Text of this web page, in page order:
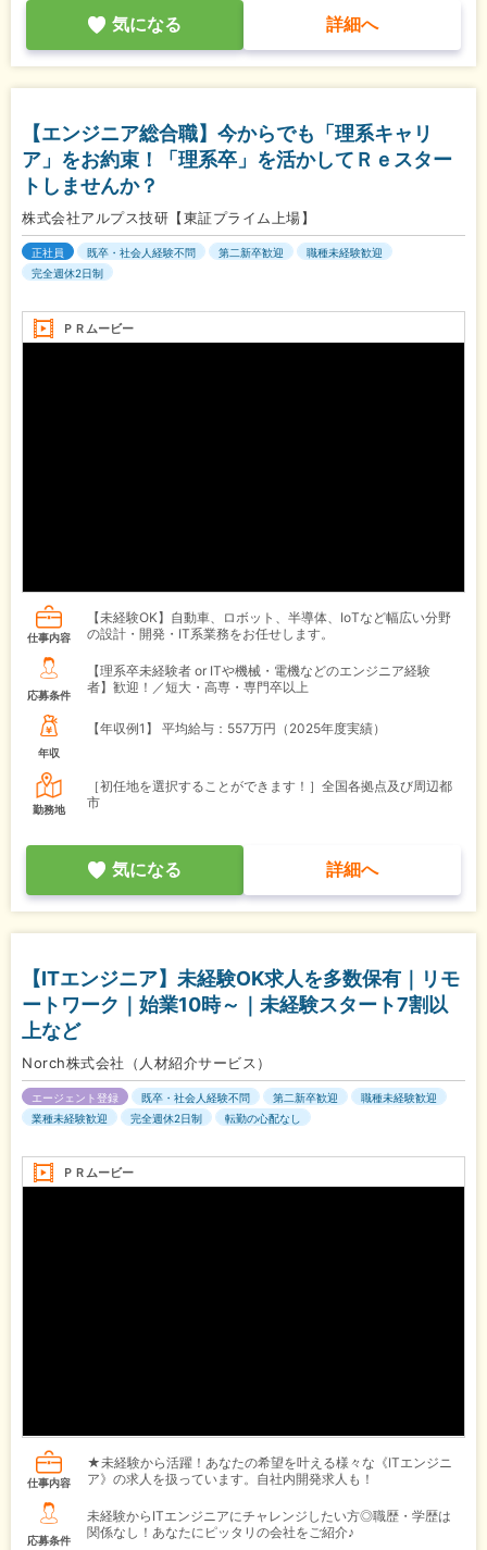
気になる 詳細へ
【エンジニア総合職】今からでも「理系キャリ
ア」をお約束！「理系卒」を活かしてＲｅスター
トしませんか？
株式会社アルプス技研【東証プライム上場】
正社員 既卒・社会人経験不問 第二新卒歓迎
職種未経験歓迎
完全週休2日制
ＰＲムービー
仕事内容
【未経験OK】自動車、ロボット、半導体、IoTなど幅広い分野
の設計・開発・IT系業務をお任せします。
応募条件
【理系卒未経験者 or ITや機械・電機などのエンジニア経験
者】歓迎！／短大・高専・専門卒以上
年収
【年収例1】 平均給与：557万円（2025年度実績）
勤務地
［初任地を選択することができます！］全国各拠点及び周辺都
市
気になる 詳細へ
【ITエンジニア】未経験OK求人を多数保有｜リモ
ートワーク｜始業10時～｜未経験スタート7割以
上など
Norch株式会社（人材紹介サービス）
エージェント登録 既卒・社会人経験不問 第二新卒歓迎
職種未経験歓迎
業種未経験歓迎
完全週休2日制 転勤の心配なし
ＰＲムービー
仕事内容
★未経験から活躍！あなたの希望を叶える様々な《ITエンジニ
ア》の求人を扱っています。自社内開発求人も！
応募条件
未経験からITエンジニアにチャレンジしたい方◎職歴・学歴は
関係なし！あなたにピッタリの会社をご紹介♪